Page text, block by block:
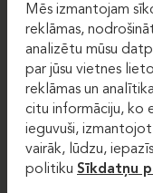
FOREST
Mēs izmantojam
reklāmas,
analizētu mūsu
par jūsu vietnes
reklāmas un
citu informāciju, ko
ieguvuši, izmantojot
vairāk, lūdzu,
politiku Sīkdatņu